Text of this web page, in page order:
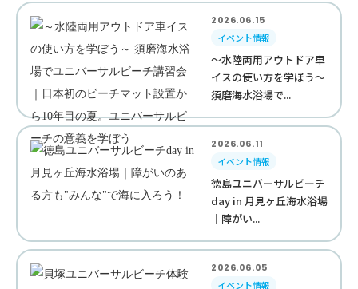
2026.06.15
イベント情報
～水陸両用アウトドア車
イスの使い方を学ぼう～
須磨海水浴場で...
2026.06.11
イベント情報
徳島ユニバーサルビーチ
day in 月見ヶ丘海水浴場
｜障がい...
2026.06.05
イベント情報